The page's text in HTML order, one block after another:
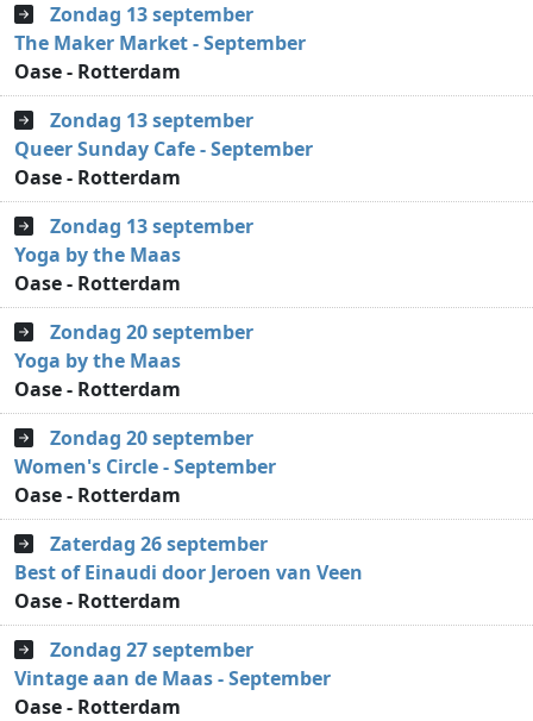
Zondag 13 september
The Maker Market - September
Oase - Rotterdam
Zondag 13 september
Queer Sunday Cafe - September
Oase - Rotterdam
Zondag 13 september
Yoga by the Maas
Oase - Rotterdam
Zondag 20 september
Yoga by the Maas
Oase - Rotterdam
Zondag 20 september
Women's Circle - September
Oase - Rotterdam
Zaterdag 26 september
Best of Einaudi door Jeroen van Veen
Oase - Rotterdam
Zondag 27 september
Vintage aan de Maas - September
Oase - Rotterdam